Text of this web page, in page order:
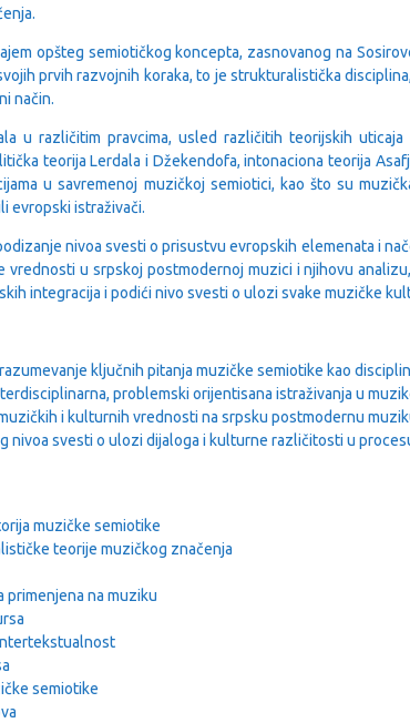
opšteg semiotičkog koncepta, zasnovanog na
prvih razvojnih koraka, to je strukturalistička
način.
u različitim pravcima, usled različitih teorijskih uticaja
teorija Lerdala i Džekendofa, intonaciona teorija
u savremenoj muzičkoj semiotici, kao što su
evropski istraživači.
nivoa svesti o prisustvu evropskih elemenata i
vrednosti u srpskoj postmodernoj muzici i njihovu
integracija i podići nivo svesti o ulozi svake muzičke
ključnih pitanja muzičke semiotike kao
problemski orijentisana istraživanja u
i kulturnih vrednosti na srpsku postmodernu
nivoa svesti o ulozi dijaloga i kulturne različitosti u
muzičke semiotike
teorije muzičkog značenja
primenjena na muziku
semiotike